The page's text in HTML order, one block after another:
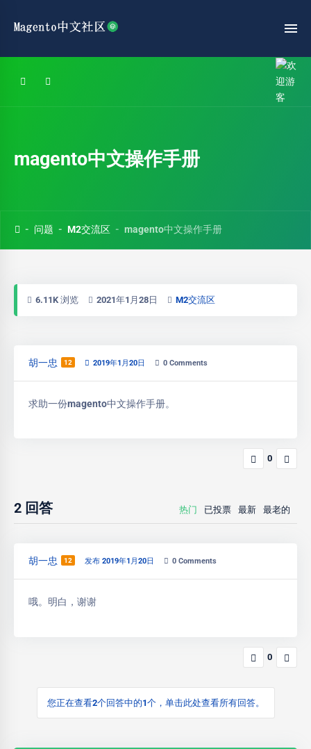
magento中文操作手册
问题 M2交流区 magento中文操作手册
6.11K 浏览 2021年1月28日 M2交流区
胡一忠 12 2019年1月20日 0 Comments
求助一份magento中文操作手册。
0
2 回答 热门 已投票 最新 最老的
胡一忠 12 发布 2019年1月20日 0 Comments
哦。明白，谢谢
0
您正在查看2个回答中的1个，单击此处查看所有回答。